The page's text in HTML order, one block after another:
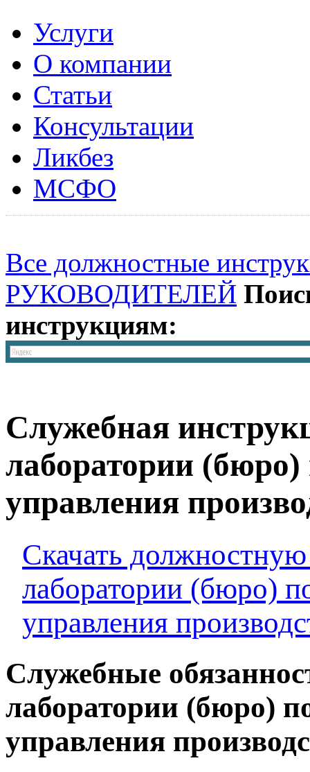
Услуги
О компании
Статьи
Консультации
Ликбез
МСФО
Все должностные
РУКОВОДИТЕЛЕЙ
инструкциям:
Служебная
лаборатории (бюро)
управления
Скачать
лаборатории (бюро)
управления
Служебные
лаборатории (бюро)
управления